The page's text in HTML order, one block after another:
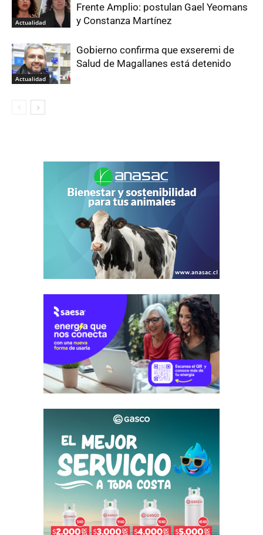
Actualidad
Frente Amplio: postulan Gael Yeomans
y Constanza Martínez
Actualidad
Gobierno confirma que exseremi de
Salud de Magallanes está detenido